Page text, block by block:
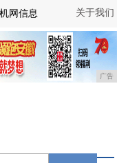
关于我们
网信息
广告